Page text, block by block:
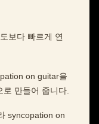
보다 빠르게 연
on guitar을
만들어 줍니다.
syncopation on